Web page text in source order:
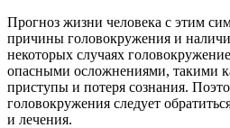
Прогноз жизни человека с этим
причины головокружения и
некоторых случаях
опасными осложнениями, такими
приступы и потеря сознания.
головокружения следует
и лечения.